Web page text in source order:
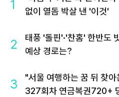
1
없이 열돔 박살 낸 '이것'
2
태풍 '돌핀'·'찬홈' 한반도
예상 경로는?
3
"서울 여행하는 꿈 뒤 찾
327회차 연금복권720+